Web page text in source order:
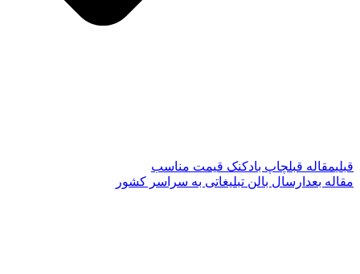
قبلیمقاله قبلچاپ بادکنک قیمت مناسب
مقاله بعد ارسال بالن تبلیغاتی به سراسر کشور